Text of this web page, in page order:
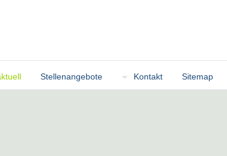
Stellenangebote Kontakt Sitemap